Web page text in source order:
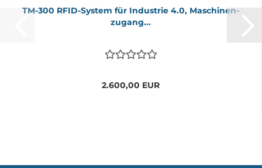
TM-​300 RFID-​Sys­tem für In­dus­trie 4.0, Ma­schi­nen­
zu­gang...
2.600,00 EUR